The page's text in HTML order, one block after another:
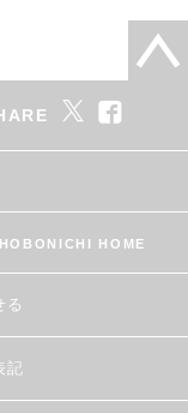
HOBONICHI HOME
る
記